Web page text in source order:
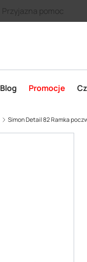
Przyjazna pomoc
Blog Promocje
Simon Detail 82 Ramka